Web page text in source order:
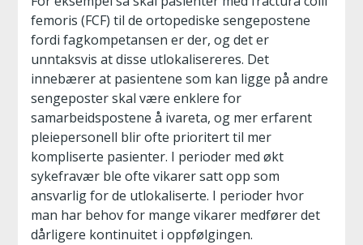
femoris (FCF) til de ortopediske sengepostene
fordi fagkompetansen er der, og det er
unntaksvis at disse utlokalisereres. Det
innebærer at pasientene som kan ligge på andre
sengeposter skal være enklere for
samarbeidspostene å ivareta, og mer erfarent
pleiepersonell blir ofte prioritert til mer
kompliserte pasienter. I perioder med økt
sykefravær ble ofte vikarer satt opp som
ansvarlig for de utlokaliserte. I perioder hvor
man har behov for mange vikarer medfører det
dårligere kontinuitet i oppfølgingen.